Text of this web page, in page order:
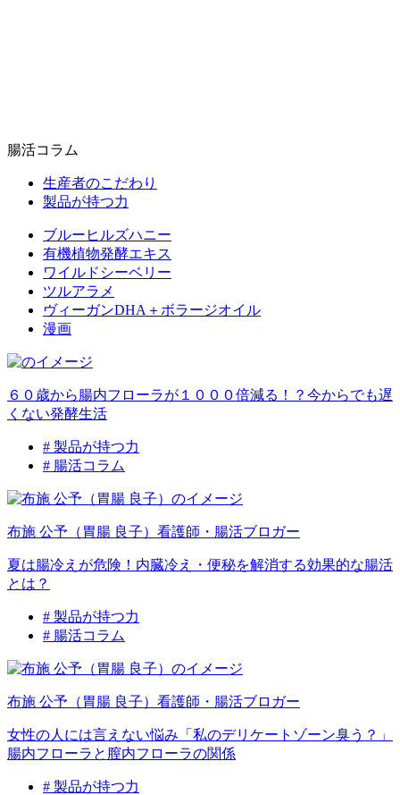
腸活コラム
生産者のこだわり
製品が持つ力
ブルーヒルズハニー
有機植物発酵エキス
ワイルドシーベリー
ツルアラメ
ヴィーガンDHA＋ボラージオイル
漫画
６０歳から腸内フローラが１０００倍減る！？今からでも遅
くない発酵生活
# 製品が持つ力
# 腸活コラム
布施 公予（胃腸 良子） 看護師・腸活ブロガー
夏は腸冷えが危険！内臓冷え・便秘を解消する効果的な腸活
とは？
# 製品が持つ力
# 腸活コラム
布施 公予（胃腸 良子） 看護師・腸活ブロガー
女性の人には言えない悩み「私のデリケートゾーン臭う？」
腸内フローラと膣内フローラの関係
# 製品が持つ力